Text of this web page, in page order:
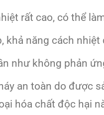
rất cao, có thể
khả năng cách
như không phản
an toàn do được
hóa chất độc hại